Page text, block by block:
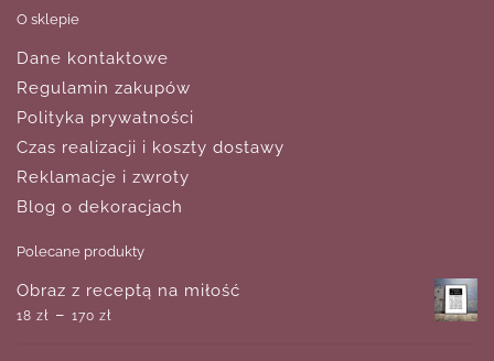
O sklepie
Dane kontaktowe
Regulamin zakupów
Polityka prywatności
Czas realizacji i koszty dostawy
Reklamacje i zwroty
Blog o dekoracjach
Polecane produkty
Obraz z receptą na miłość
18 zł – 170 zł